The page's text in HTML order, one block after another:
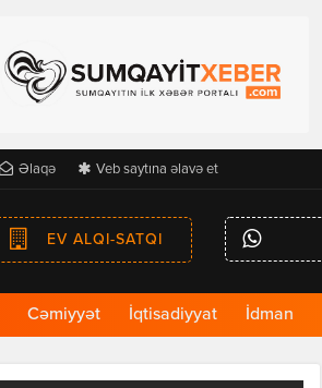
Əlaqə Veb saytına əlavə et
EV ALQI-SATQI
Cəmiyyət İqtisadiyyat İdman